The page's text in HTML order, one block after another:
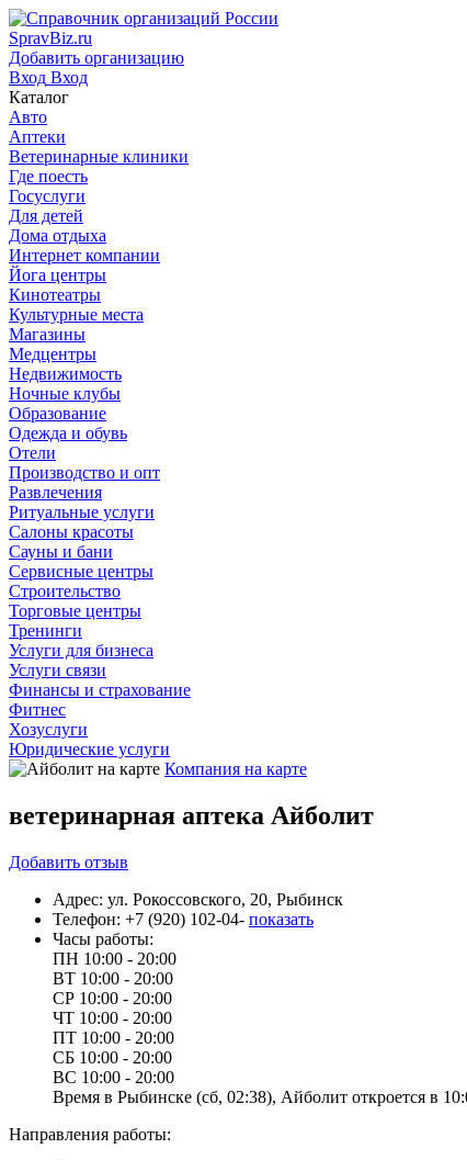
SpravBiz.ru
Добавить организацию
Вход Вход
Каталог
Авто
Аптеки
Ветеринарные клиники
Где поесть
Госуслуги
Для детей
Дома отдыха
Интернет компании
Йога центры
Кинотеатры
Культурные места
Магазины
Медцентры
Недвижимость
Ночные клубы
Образование
Одежда и обувь
Отели
Производство и опт
Развлечения
Ритуальные услуги
Салоны красоты
Сауны и бани
Сервисные центры
Строительство
Торговые центры
Тренинги
Услуги для бизнеса
Услуги связи
Финансы и страхование
Фитнес
Хозуслуги
Юридические услуги
Компания на карте
ветеринарная аптека Айболит
Добавить отзыв
Адрес: ул. Рокоссовского, 20, Рыбинск
Телефон: +7 (920) 102-04- показать
Часы работы:
ПН 10:00 - 20:00
ВТ 10:00 - 20:00
СР 10:00 - 20:00
ЧТ 10:00 - 20:00
ПТ 10:00 - 20:00
СБ 10:00 - 20:00
ВС 10:00 - 20:00
Время в Рыбинске (сб, 02:38), Айболит откроется в
Направления работы: